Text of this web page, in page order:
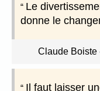
Le
donne le
Claude Boiste
Il faut laisser